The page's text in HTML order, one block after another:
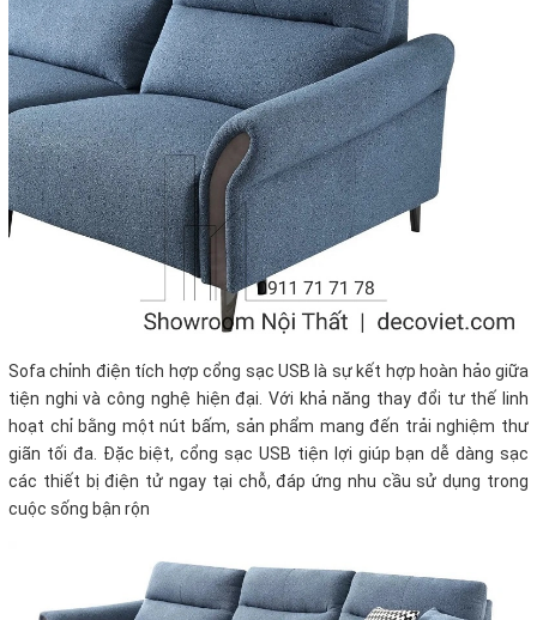
Sofa chỉnh điện tích hợp cổng sạc USB là sự kết hợp hoàn hảo giữa
tiện nghi và công nghệ hiện đại. Với khả năng thay đổi tư thế linh
hoạt chỉ bằng một nút bấm, sản phẩm mang đến trải nghiệm thư
giãn tối đa. Đặc biệt, cổng sạc USB tiện lợi giúp bạn dễ dàng sạc
các thiết bị điện tử ngay tại chỗ, đáp ứng nhu cầu sử dụng trong
cuộc sống bận rộn